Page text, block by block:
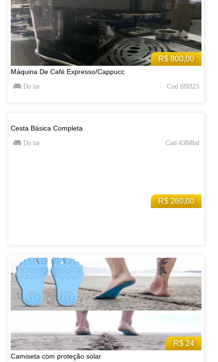
R$ 800,00
Máquina De Café Expresso/Cappucc
Do lar Cod 6f9323
R$ 260,00
Cesta Básica Completa
Do lar Cod 4384bd
R$ 24
Camiseta com proteção solar